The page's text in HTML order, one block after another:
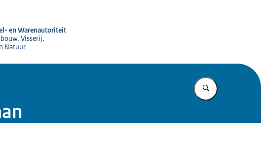
en Warenautoriteit
Visserij,
Natuur
Vul in wat u